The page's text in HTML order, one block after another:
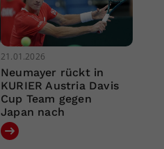
21.01.2026
Neumayer rückt in
KURIER Austria Davis
Cup Team gegen
Japan nach